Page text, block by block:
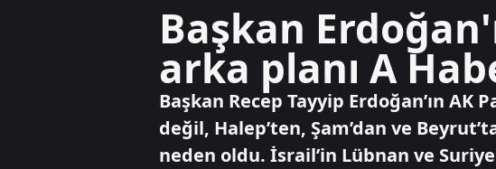
Başkan
arka planı A
Başkan Recep Tayyip Erdoğan’ın
değil, Halep’ten, Şam’dan ve
neden oldu. İsrail’in Lübnan ve